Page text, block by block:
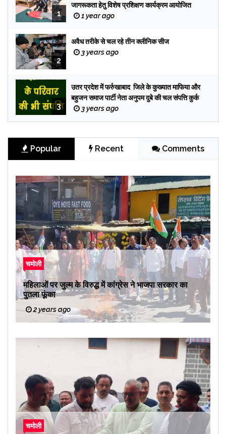
1
जागरूकता हेतु विशेष प्रशिक्षण कार्यक्रम आयोजित
1 year ago
2
अवैध तरीके से चल रहे तीन क्लीनिक सीज
3 years ago
3
उतर प्रदेश में फर्रुखाबाद जिले के कुख्यात माफिया और
बहुजन समाज पार्टी नेता अनुपम दुबे की चल संपत्ति कुर्क
3 years ago
Popular Recent Comments
चमोली
महिलाओं पर जुल्म के विरुद्ध में कांग्रेस ने भाजपा सरकार का
पुतला फूंका
2 years ago
चमोली